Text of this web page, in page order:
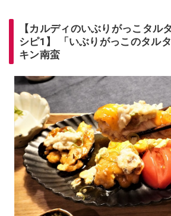
【カルディのいぶりがっこタル
シピ1】 「いぶりがっこのタル
キン南蛮